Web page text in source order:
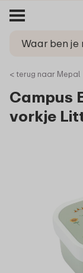
< terug naar Mepal
Campus
vorkje